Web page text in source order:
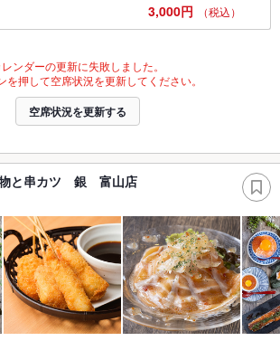
3,000円 （税込）
ンダーの更新に失敗しました。
を押して空席状況を更新してください。
空席状況を更新する
と串カツ 銀 富山店